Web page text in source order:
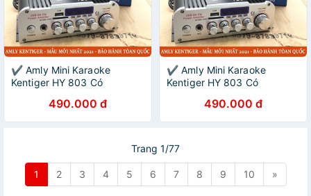
✔️ Amly Mini Karaoke
Kentiger HY 803 Có
Chơi Nhạc Âm Thanh Cực
Đỉnh [Bảo Hành 1 Đổi 1]
490.000 đ
✔️ Amly Mini Karaoke
Kentiger HY 803 Có
Chơi Nhạc Âm Thanh Cực
Đỉnh [Bảo Hành 1 Đổi 1]
490.000 đ
Trang 1/77
1 2 3 4 5 6 7 8 9 10 »